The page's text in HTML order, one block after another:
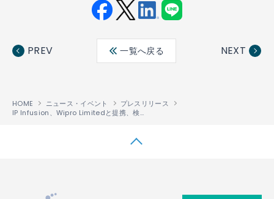
ebo ter
edin
PREV 一覧へ戻る NEXT
HOME ニュース・イベント
プレスリリース
IP Infusion、Wipro Limitedと提携、検証されたターンキーのWhite Box型ネットワークソリューションを提供